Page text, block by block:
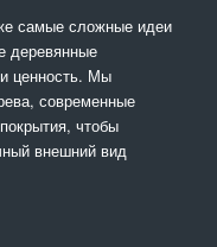
самые сложные идеи
деревянные
ценность. Мы
современные
чтобы
внешний вид